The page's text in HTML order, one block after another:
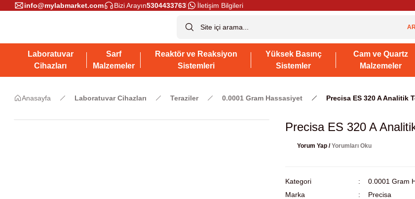
info@mylabmarket.com Bizi Arayın5304433763 İletişim Bilgileri
Laboratuvar
Cihazları
Sarf
Malzemeler
Reaktör ve Reaksiyon
Sistemleri
Yüksek Basınç
Sistemler
Cam ve Quartz
Malzemeler
Anasayfa Laboratuvar Cihazları Teraziler 0.0001 Gram Hassasiyet Precisa ES 320 A Analitik
Precisa ES 320 A
Yorum Yap /Yorumları Oku
Kategori
0.0001 Gram
Marka
Precisa